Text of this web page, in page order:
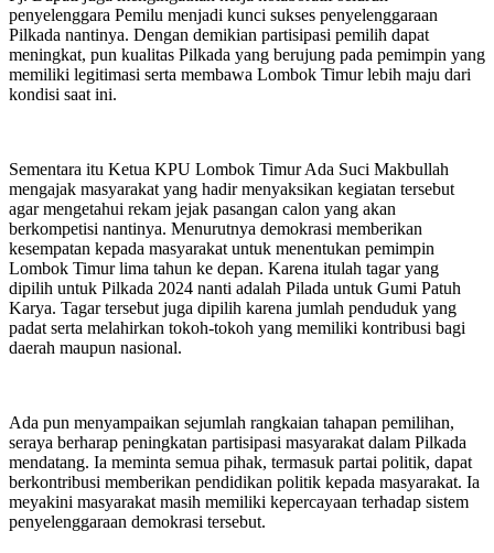
penyelenggara Pemilu menjadi kunci sukses penyelenggaraan
Pilkada nantinya. Dengan demikian partisipasi pemilih dapat
meningkat, pun kualitas Pilkada yang berujung pada pemimpin yang
memiliki legitimasi serta membawa Lombok Timur lebih maju dari
kondisi saat ini.
Sementara itu Ketua KPU Lombok Timur Ada Suci Makbullah
mengajak masyarakat yang hadir menyaksikan kegiatan tersebut
agar mengetahui rekam jejak pasangan calon yang akan
berkompetisi nantinya. Menurutnya demokrasi memberikan
kesempatan kepada masyarakat untuk menentukan pemimpin
Lombok Timur lima tahun ke depan. Karena itulah tagar yang
dipilih untuk Pilkada 2024 nanti adalah Pilada untuk Gumi Patuh
Karya. Tagar tersebut juga dipilih karena jumlah penduduk yang
padat serta melahirkan tokoh-tokoh yang memiliki kontribusi bagi
daerah maupun nasional.
Ada pun menyampaikan sejumlah rangkaian tahapan pemilihan,
seraya berharap peningkatan partisipasi masyarakat dalam Pilkada
mendatang. Ia meminta semua pihak, termasuk partai politik, dapat
berkontribusi memberikan pendidikan politik kepada masyarakat. Ia
meyakini masyarakat masih memiliki kepercayaan terhadap sistem
penyelenggaraan demokrasi tersebut.